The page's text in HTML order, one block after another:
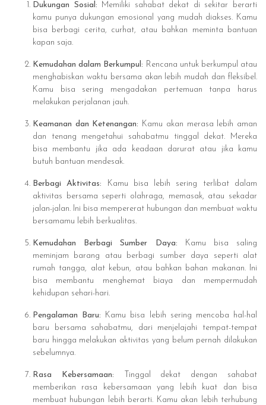
Dukungan Sosial: Memiliki sahabat dekat di sekitar berarti
kamu punya dukungan emosional yang mudah diakses. Kamu
bisa berbagi cerita, curhat, atau bahkan meminta bantuan
kapan saja.
Kemudahan dalam Berkumpul: Rencana untuk berkumpul atau
menghabiskan waktu bersama akan lebih mudah dan fleksibel.
Kamu bisa sering mengadakan pertemuan tanpa harus
melakukan perjalanan jauh.
Keamanan dan Ketenangan: Kamu akan merasa lebih aman
dan tenang mengetahui sahabatmu tinggal dekat. Mereka
bisa membantu jika ada keadaan darurat atau jika kamu
butuh bantuan mendesak.
Berbagi Aktivitas: Kamu bisa lebih sering terlibat dalam
aktivitas bersama seperti olahraga, memasak, atau sekadar
jalan-jalan. Ini bisa mempererat hubungan dan membuat waktu
bersamamu lebih berkualitas.
Kemudahan Berbagi Sumber Daya: Kamu bisa saling
meminjam barang atau berbagi sumber daya seperti alat
rumah tangga, alat kebun, atau bahkan bahan makanan. Ini
bisa membantu menghemat biaya dan mempermudah
kehidupan sehari-hari.
Pengalaman Baru: Kamu bisa lebih sering mencoba hal-hal
baru bersama sahabatmu, dari menjelajahi tempat-tempat
baru hingga melakukan aktivitas yang belum pernah dilakukan
sebelumnya.
Rasa Kebersamaan:
Tinggal dekat dengan sahabat
memberikan rasa kebersamaan yang lebih kuat dan bisa
membuat hubungan lebih berarti. Kamu akan lebih terhubung